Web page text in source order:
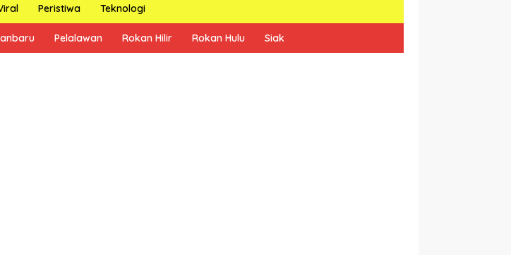
Peristiwa Teknologi
Pelalawan Rokan Hilir Rokan Hulu Siak